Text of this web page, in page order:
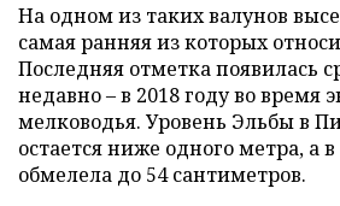
На одном из таких валунов
самая ранняя из которых
Последняя отметка появилась
недавно – в 2018 году во время
мелководья. Уровень Эльбы в
остается ниже одного метра, а
обмелела до 54 сантиметров.